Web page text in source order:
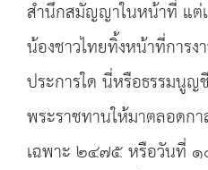
สำนึกสมัญญาในหน้าที่ แต่
น้องชาวไทยทิ้งหน้าที่การ
ประการใด นี่หรือธรรมนูญ
พระราชทานให้มาตลอดก
เฉพาะ ๒๔๗๕ หรือวันที่